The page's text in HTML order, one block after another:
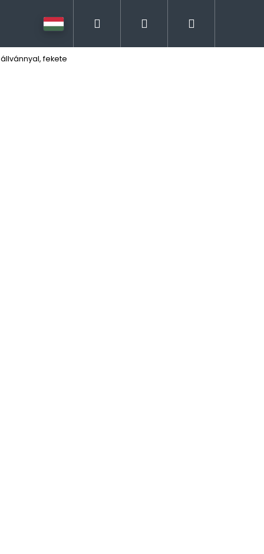
Keresés Bejelentkezés
fekete